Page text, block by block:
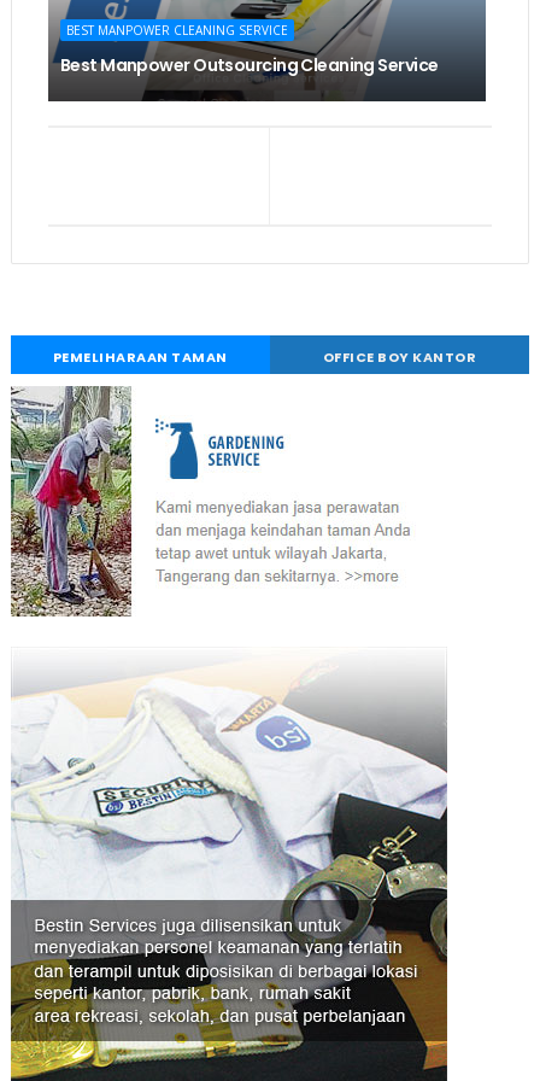
BEST MANPOWER CLEANING SERVICE
Best Manpower Outsourcing Cleaning Service
PEMELIHARAAN TAMAN OFFICE BOY KANTOR